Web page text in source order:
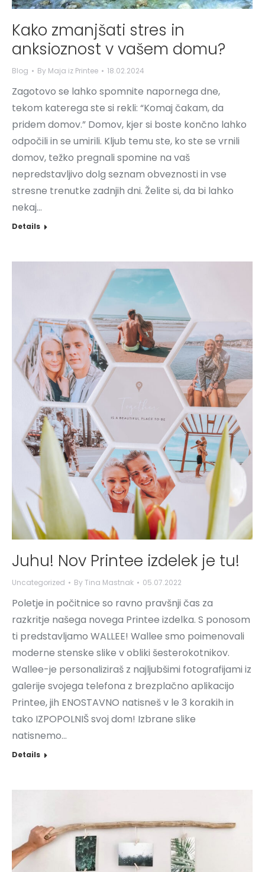
Kako zmanjšati stres in
anksioznost v vašem domu?
Blog By Maja iz Printee 18.02.2024
Zagotovo se lahko spomnite napornega dne,
tekom katerega ste si rekli: “Komaj čakam, da
pridem domov.” Domov, kjer si boste končno lahko
odpočili in se umirili. Kljub temu ste, ko ste se vrnili
domov, težko pregnali spomine na vaš
nepredstavljivo dolg seznam obveznosti in vse
stresne trenutke zadnjih dni. Želite si, da bi lahko
nekaj…
Details
Juhu! Nov Printee izdelek je tu!
Uncategorized ByTina Mastnak 05.07.2022
Poletje in počitnice so ravno pravšnji čas za
razkritje našega novega Printee izdelka. S ponosom
ti predstavljamo WALLEE! Wallee smo poimenovali
moderne stenske slike v obliki šesterokotnikov.
Wallee-je personaliziraš z najljubšimi fotografijami iz
galerije svojega telefona z brezplačno aplikacijo
Printee, jih ENOSTAVNO natisneš v le 3 korakih in
tako IZPOPOLNIŠ svoj dom! Izbrane slike
natisnemo…
Details